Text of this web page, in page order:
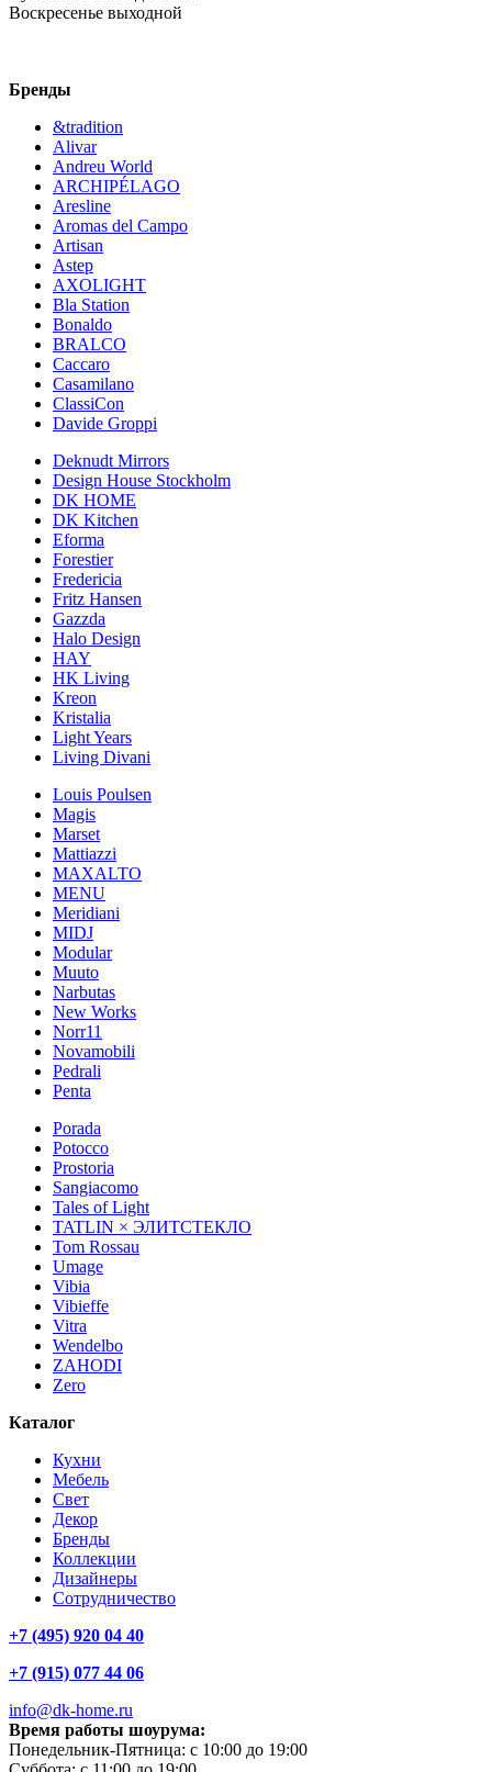
Воскресенье выходной
Бренды
&tradition
Alivar
Andreu World
ARCHIPÉLAGO
Aresline
Aromas del Campo
Artisan
Astep
AXOLIGHT
Bla Station
Bonaldo
BRALCO
Caccaro
Casamilano
ClassiCon
Davide Groppi
Deknudt Mirrors
Design House Stockholm
DK HOME
DK Kitchen
Eforma
Forestier
Fredericia
Fritz Hansen
Gazzda
Halo Design
HAY
HK Living
Kreon
Kristalia
Light Years
Living Divani
Louis Poulsen
Magis
Marset
Mattiazzi
MAXALTO
MENU
Meridiani
MIDJ
Modular
Muuto
Narbutas
New Works
Norr11
Novamobili
Pedrali
Penta
Porada
Potocco
Prostoria
Sangiacomo
Tales of Light
TATLIN × ЭЛИТСТЕКЛО
Tom Rossau
Umage
Vibia
Vibieffe
Vitra
Wendelbo
ZAHODI
Zero
Каталог
Кухни
Мебель
Свет
Декор
Бренды
Коллекции
Дизайнеры
Сотрудничество
+7 (495) 920 04 40
+7 (915) 077 44 06
info@dk-home.ru
Время работы шоурума:
Понедельник-Пятница: c 10:00 до 19:00